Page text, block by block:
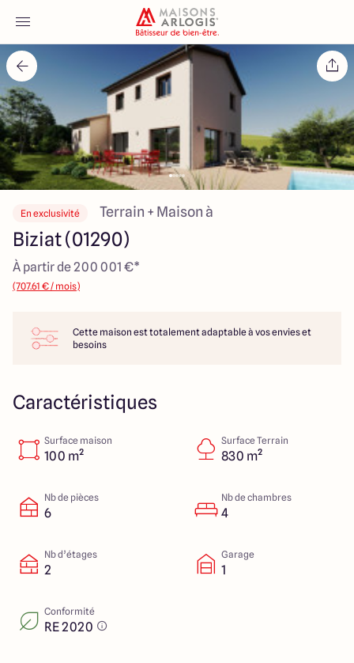
Accueil
Nos maisons
Nos annonces
Votre projet
Qui sommes-nous
Maisons ARLOGIS Macon
4.3 4.6
En exclusivité Terrain + Maison à
Biziat (01290)
À partir de 200 001 €*
(707.61 € / mois)
Cette maison est totalement adaptable à vos envies et
besoins
Caractéristiques
Surface maison
100 m²
Surface Terrain
830 m²
Nb de pièces
6
Nb de chambres
4
Nb d’étages
2
Garage
1
Conformité
RE 2020